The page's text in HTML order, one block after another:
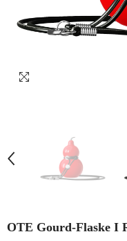
OTE Gourd-Flaske I